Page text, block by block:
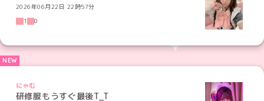
2026年06月22日 22時57分
1
0
にゃむ
研修服もうすぐ最後T_T